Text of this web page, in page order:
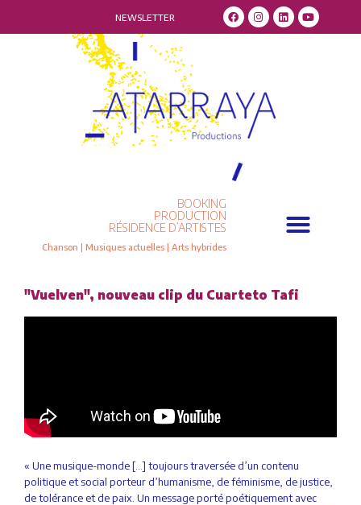
NEWSLETTER
BOOKING
PRODUCTION
RÉSIDENCE D’ARTISTES
Chanson | Musiques actuelles | Arts hybrides
"Vuelven", nouveau clip du Cuarteto Tafi
« Une musique-monde […] toujours traversée d’un contenu
politique et social porteur d’humanisme, de féminisme, de justice,
de tolérance et de paix. Un message porté poétiquement avec